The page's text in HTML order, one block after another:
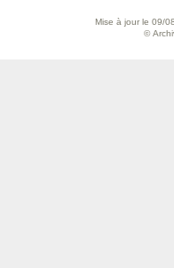
Mise à jour le 09/
©